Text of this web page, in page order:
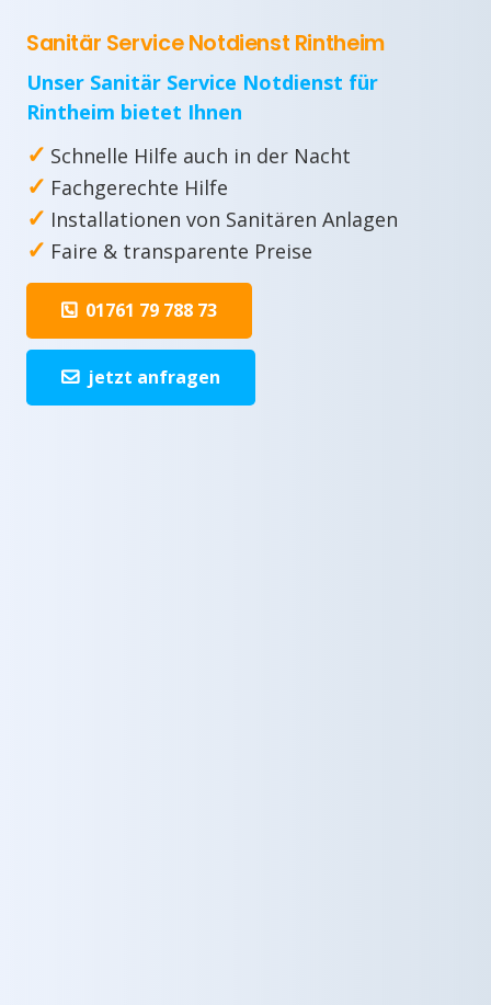
Sanitär Service Notdienst Rintheim
Unser Sanitär Service Notdienst für
Rintheim bietet Ihnen
✓ Schnelle Hilfe auch in der Nacht
✓ Fachgerechte Hilfe
✓ Installationen von Sanitären Anlagen
✓ Faire & transparente Preise
01761 79 788 73
jetzt anfragen